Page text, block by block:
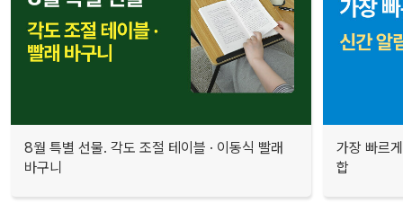
8월 특별 선물. 각도 조절 테이블 · 이동식 빨래
바구니
가장 빠르
합